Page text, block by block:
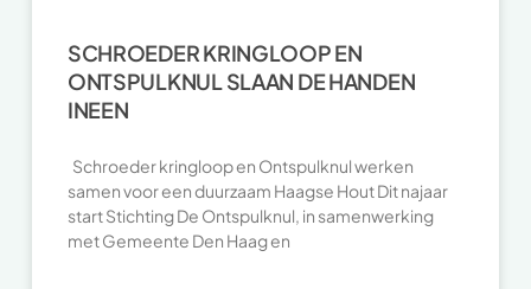
SCHROEDER KRINGLOOP EN
ONTSPULKNUL SLAAN DE HANDEN
INEEN
Schroeder kringloop en Ontspulknul werken
samen voor een duurzaam Haagse Hout Dit najaar
start Stichting De Ontspulknul, in samenwerking
met Gemeente Den Haag en